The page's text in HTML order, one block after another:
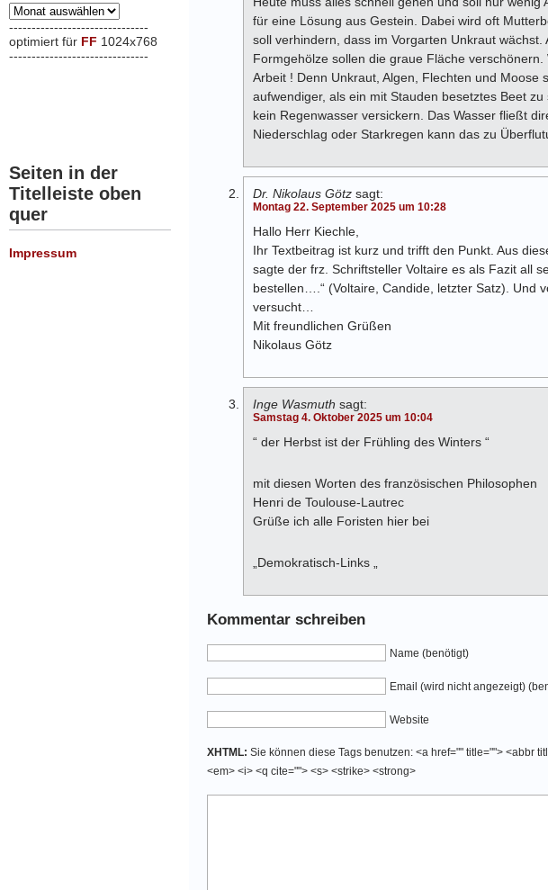
Archivauswahlbox
-------------------------------
optimiert für FF 1024x768
-------------------------------
Seiten in der
Titelleiste oben
quer
Impressum
für eine Lösung aus Gestein. Dabei wird oft
soll verhindern, dass im Vorgarten Unkraut
Formgehölze sollen die graue Fläche
Arbeit ! Denn Unkraut, Algen, Flechten und
aufwendiger, als ein mit Stauden besetztes Beet
kein Regenwasser versickern. Das Wasser fließt
Niederschlag oder Starkregen kann das zu
Dr. Nikolaus Götz sagt:
Montag 22. September 2025 um 10:28
Hallo Herr Kiechle,
Ihr Textbeitrag ist kurz und trifft den Punkt. Aus
sagte der frz. Schriftsteller Voltaire es als Fazit all
bestellen….“ (Voltaire, Candide, letzter Satz). Und
versucht…
Mit freundlichen Grüßen
Nikolaus Götz
Inge Wasmuth sagt:
Samstag 4. Oktober 2025 um 10:04
“ der Herbst ist der Frühling des Winters “
mit diesen Worten des französischen Philosophen
Henri de Toulouse-Lautrec
Grüße ich alle Foristen hier bei
„Demokratisch-Links „
Kommentar schreiben
Name (benötigt)
Email (wird nicht angezeigt)
Website
XHTML: Sie können diese Tags benutzen: <a href="" title=""> <abbr
<em> <i> <q cite=""> <s> <strike> <strong>